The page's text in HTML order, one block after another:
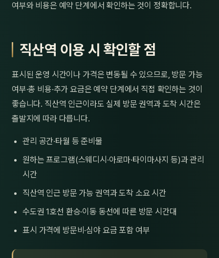
여부와 비용은 예약 단계에서 확인하는 것이 정확합니다.
직산역 이용 시 확인할 점
표시된 운영 시간이나 가격은 변동될 수 있으므로, 방문 가능
여부·총 비용·추가 요금은 예약 단계에서 직접 확인하는 것이
좋습니다. 직산역 인근이라도 실제 방문 권역과 도착 시간은
출발지에 따라 다릅니다.
관리 공간·타월 등 준비물
원하는 프로그램(스웨디시·아로마·타이마사지 등)과 관리
시간
직산역 인근 방문 가능 권역과 도착 소요 시간
수도권 1호선 환승·이동 동선에 따른 방문 시간대
표시 가격에 방문비·심야 요금 포함 여부